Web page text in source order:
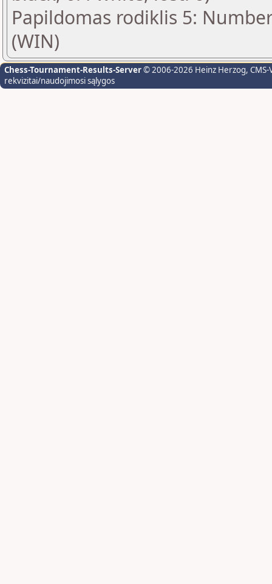
Papildomas rodiklis 5:
(WIN)
Chess-Tournament-Results-Server© 2006-2026 Heinz Herzog,
rekvizitai/naudojimosi sąlygos